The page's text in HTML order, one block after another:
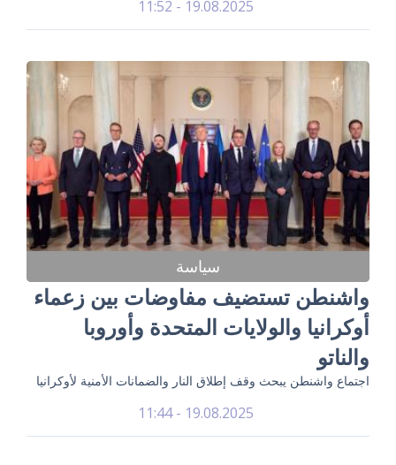
19.08.2025 - 11:52
سياسة
واشنطن تستضيف مفاوضات بين زعماء
أوكرانيا والولايات المتحدة وأوروبا
والناتو
اجتماع واشنطن يبحث وقف إطلاق النار والضمانات الأمنية لأوكرانيا
19.08.2025 - 11:44